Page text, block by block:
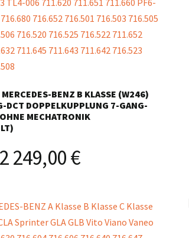
BENZ B KLASSE (W246)
DCT DOPPELKUPPLUNG 7-GANG-
MECHATRONIK
2 249,00€